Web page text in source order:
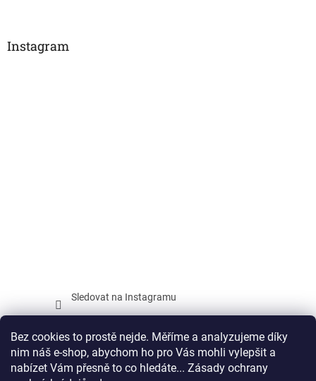
Bez cookies to prostě nejde. Měříme a analyzujeme díky
nim náš e-shop, abychom ho pro Vás mohli vylepšit a
nabízet Vám přesně to co hledáte... Zásady ochrany
Instagram
Sledovat na Instagramu
Facebook